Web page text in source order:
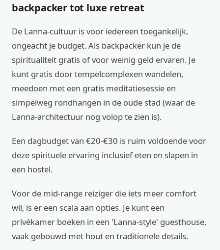
backpacker tot luxe retreat
De Lanna-cultuur is voor iedereen toegankelijk,
ongeacht je budget. Als backpacker kun je de
spiritualiteit gratis of voor weinig geld ervaren. Je
kunt gratis door tempelcomplexen wandelen,
meedoen met een gratis meditatiesessie en
simpelweg rondhangen in de oude stad (waar de
Lanna-architectuur nog volop te zien is).
Een dagbudget van €20-€30 is ruim voldoende voor
deze spirituele ervaring inclusief eten en slapen in
een hostel.
Voor de mid-range reiziger die iets meer comfort
wil, is er een scala aan opties. Je kunt een
privékamer boeken in een 'Lanna-style' guesthouse,
vaak gebouwd met hout en traditionele details.